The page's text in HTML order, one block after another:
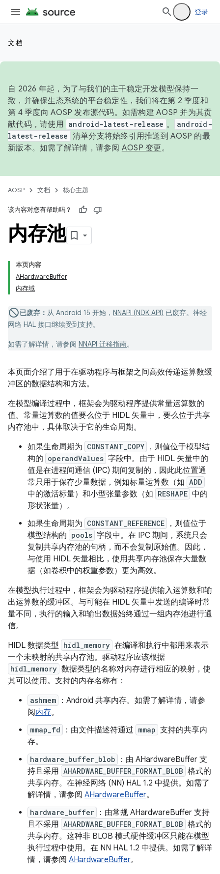
登录
文档
自 2026 年起，为了与我们的主干稳定开发模型保持一
致，并确保生态系统的平台稳定性，我们将在第 2 季度和
第 4 季度向 AOSP 发布源代码。如需构建 AOSP 并为其贡
献代码，请使用 android-latest-release 。
android-
latest-release 清单分支将始终引用推送到 AOSP 的最
新版本。如需了解详情，请参阅 AOSP 变更。
AOSP 文档 核心主题
该内容对您有帮助吗？
内存池
本页内容
AHardwareBuffer
内存域
已废弃： 从 Android 15 开始， NNAPI (NDK API) 已废弃。神经
网络 HAL 接口继续受到支持。
如需了解详情，请参阅 NNAPI 迁移指南。
本页面介绍了用于在驱动程序与框架之间高效传递运算数缓
冲区的数据结构和方法。
在模型编译过程中，框架会为驱动程序提供常量运算数的
值。常量运算数的值要么位于 HIDL 矢量中，要么位于共享
内存池中，具体取决于它的生命周期。
如果生命周期为 CONSTANT_COPY
，则值位于模型结
构的 operandValues 字段中。由于 HIDL 矢量中的
值是在进程间通信 (IPC) 期间复制的，因此此位置通
常只用于保存少量数据，例如标量运算数（如 ADD
中的激活标量）和小型张量参数（如 RESHAPE 中的
形状张量）。
如果生命周期为 CONSTANT_REFERENCE
，则值位于
模型结构的 pools 字段中。在 IPC 期间，系统只会
复制共享内存池的句柄，而不会复制原始值。因此，
与使用 HIDL 矢量相比，使用共享内存池保存大量数
据（如卷积中的权重参数）更为高效。
在模型执行过程中，框架会为驱动程序提供输入运算数和输
出运算数的缓冲区。与可能在 HIDL 矢量中发送的编译时常
量不同，执行的输入和输出数据始终通过一组内存池进行通
信。
HIDL 数据类型 hidl_memory 在编译和执行中都用来表示
一个未映射的共享内存池。驱动程序应该根据
hidl_memory 数据类型的名称对内存进行相应的映射，使
其可以使用。支持的内存名称有：
ashmem
：Android 共享内存。如需了解详情，请参
阅内存。
mmap_fd ：由文件描述符通过 mmap 支持的共享内
存。
hardware_buffer_blob
：由 AHardwareBuffer 支
持且采用 AHARDWARE_BUFFER_FORMAT_BLOB 格式的
共享内存。在神经网络 (NN) HAL 1.2 中提供。如需了
解详情，请参阅 AHardwareBuffer。
hardware_buffer
：由常规 AHardwareBuffer 支持
且不采用 AHARDWARE_BUFFER_FORMAT_BLOB 格式的
共享内存。这种非 BLOB 模式硬件缓冲区只能在模型
执行过程中使用。在 NN HAL 1.2 中提供。如需了解详
情，请参阅 AHardwareBuffer。